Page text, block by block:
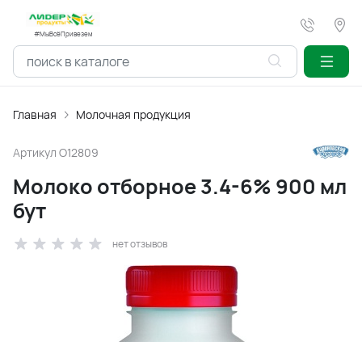
#МыВсёПривезем
Главная Молочная продукция
Артикул O12809
Молоко отборное 3.4-6% 900 мл
бут
нет отзывов